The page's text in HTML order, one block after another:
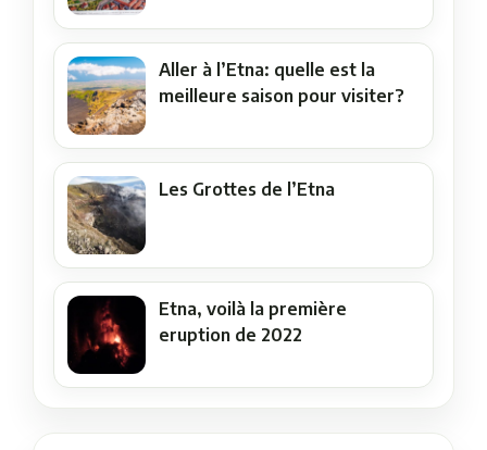
Aller à l’Etna: quelle est la
meilleure saison pour visiter?
Les Grottes de l’Etna
Etna, voilà la première
eruption de 2022